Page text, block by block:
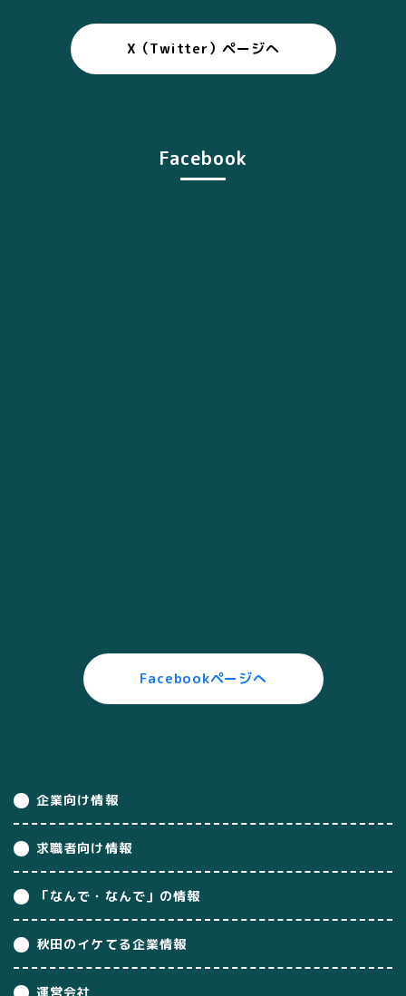
X（Twitter）ページへ
Facebook
Facebookページへ
企業向け情報
求職者向け情報
「なんで・なんで」の情報
秋田のイケてる企業情報
運営会社